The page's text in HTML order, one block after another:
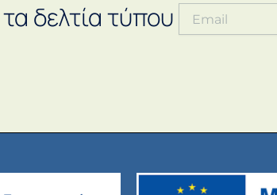
δελτία τύπου